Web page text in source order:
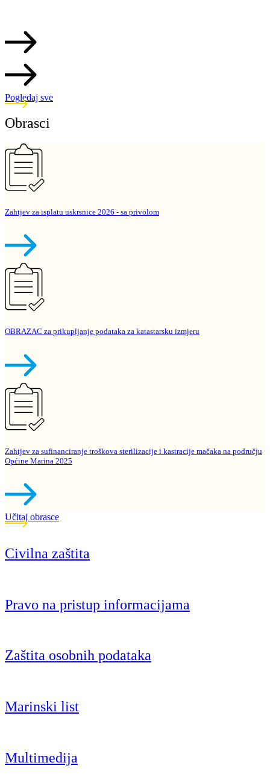
Pogledaj sve
Obrasci
Zahtjev za isplatu uskrsnice 2026 - sa privolom
OBRAZAC za prikupljanje podataka za katastarsku izmjeru
Zahtjev za sufinanciranje troškova sterilizacije i kastracije mačaka na području
Općine Marina 2025
Učitaj obrasce
Civilna zaštita
Pravo na pristup informacijama
Zaštita osobnih podataka
Marinski list
Multimedija